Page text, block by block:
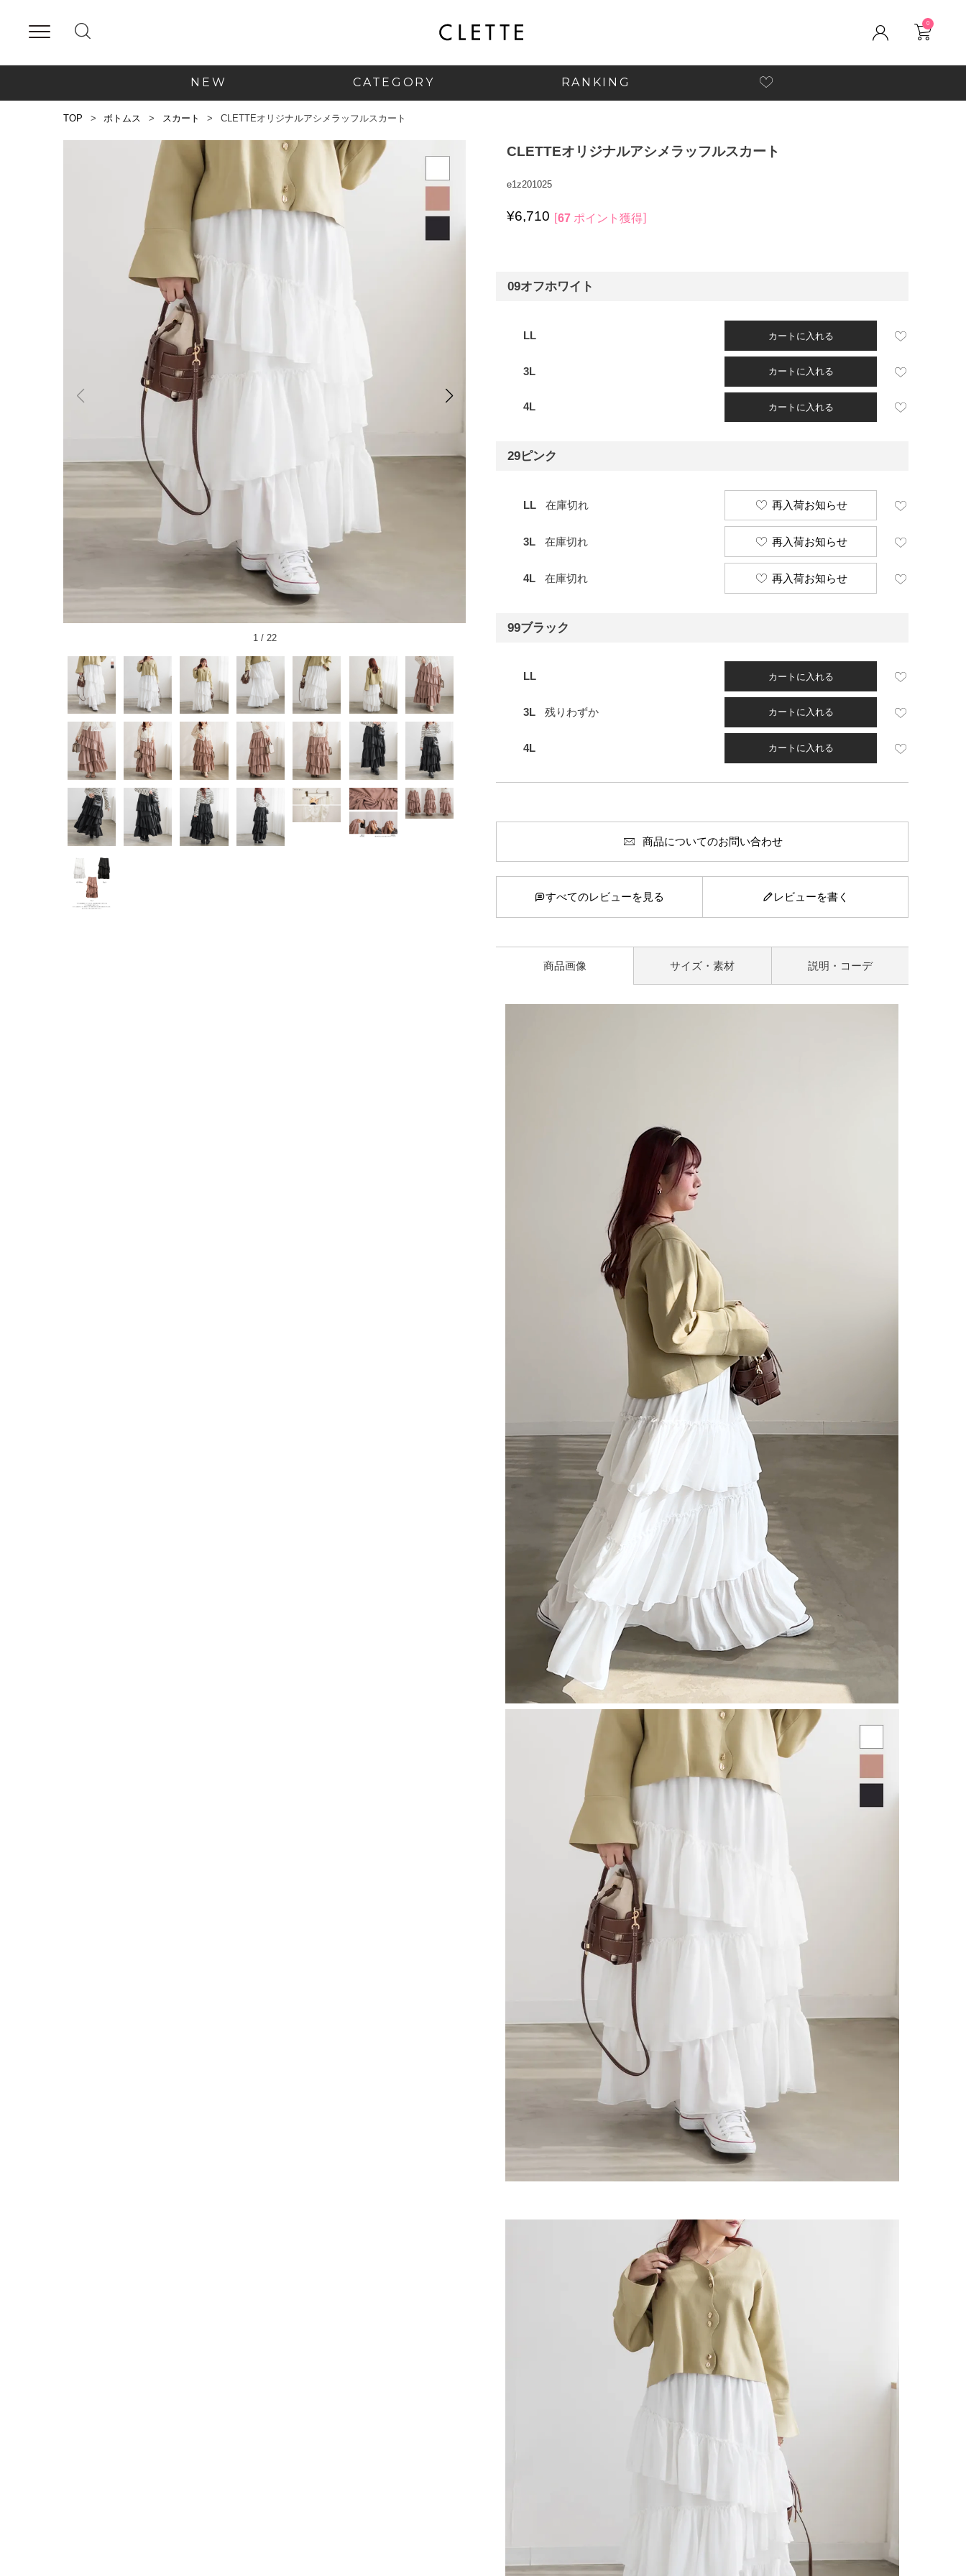
0
NEW CATEGORY RANKING
TOP ボトムス スカート CLETTEオリジナルアシメラッフルスカート
1/ 22
CLETTEオリジナルアシメラッフルスカート
e1z201025
¥6,710 67 ポイント獲得
09オフホワイト
LL カートに入れる
3L カートに入れる
4L カートに入れる
29ピンク
LL 在庫切れ 再入荷お知らせ
3L 在庫切れ 再入荷お知らせ
4L 在庫切れ 再入荷お知らせ
99ブラック
LL カートに入れる
3L 残りわずか カートに入れる
4L カートに入れる
商品についてのお問い合わせ
すべてのレビューを見る レビューを書く
商品画像 サイズ・素材 説明・コーデ